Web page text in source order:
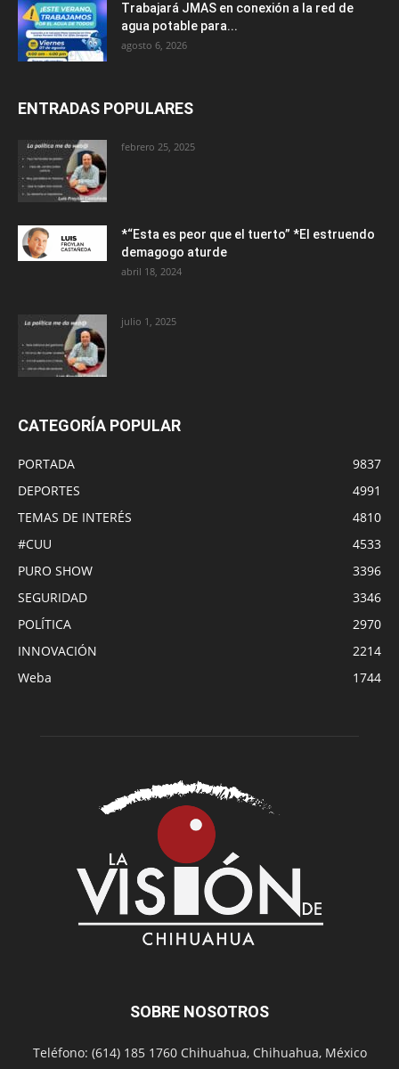
Trabajará JMAS en conexión a la red de
agua potable para...
agosto 6, 2026
ENTRADAS POPULARES
febrero 25, 2025
*“Esta es peor que el tuerto” *El estruendo
demagogo aturde
abril 18, 2024
julio 1, 2025
CATEGORÍA POPULAR
PORTADA
9837
DEPORTES
4991
TEMAS DE INTERÉS
4810
#CUU
4533
PURO SHOW
3396
SEGURIDAD
3346
POLÍTICA
2970
INNOVACIÓN
2214
Weba
1744
SOBRE NOSOTROS
Teléfono: (614) 185 1760 Chihuahua, Chihuahua, México